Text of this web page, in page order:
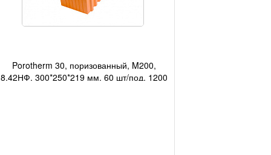
Porotherm 30, поризованный, M200,
8,42НФ, 300*250*219 мм, 60 шт/под, 1200